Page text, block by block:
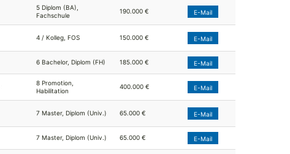
5 Diplom (BA),
Fachschule
190.000 € E-Mail
4 / Kolleg, FOS 150.000 € E-Mail
6 Bachelor, Diplom (FH) 185.000 € E-Mail
8 Promotion,
Habilitation
400.000 € E-Mail
7 Master, Diplom (Univ.) 65.000 € E-Mail
7 Master, Diplom (Univ.) 65.000 € E-Mail